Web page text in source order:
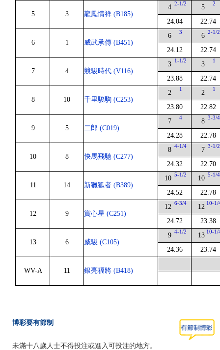
5 3 龍鳳情祥 (B185)
4 2-1/2
24.04
5 2
22.74
6 1 威武承傳 (B451)
6 3
24.12
6 2-1/2
22.74
7 4 競駿時代 (V116)
3 1-1/2
23.88
3 1
22.74
8 10 千里駿駒 (C253)
2 1
23.80
2 1
22.82
9 5 二郎 (C019)
7 4
24.28
8 3-3/4
22.78
10 8 快馬飛馳 (C277)
8 4-1/4
24.32
7 3-1/2
22.70
11 14 新獵狐者 (B389)
10 5-1/2
24.52
10 5-1/4
22.78
12 9 賞心星 (C251)
12 6-3/4
24.72
12 10-1/
23.38
13 6 威駿 (C105)
9 4-1/2
24.36
13 10-1/
23.74
WV-A 11 銀亮福將 (B418)
博彩要有節制
未滿十八歲人士不得投注或進入可投注的地方。